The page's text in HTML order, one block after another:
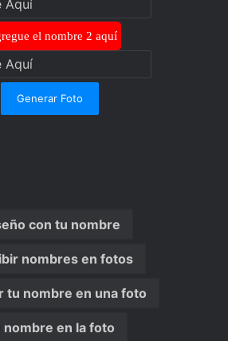
el nombre 2 aquí
Generar Foto
con tu nombre
nombres en fotos
tu nombre en una foto
nombre en la foto